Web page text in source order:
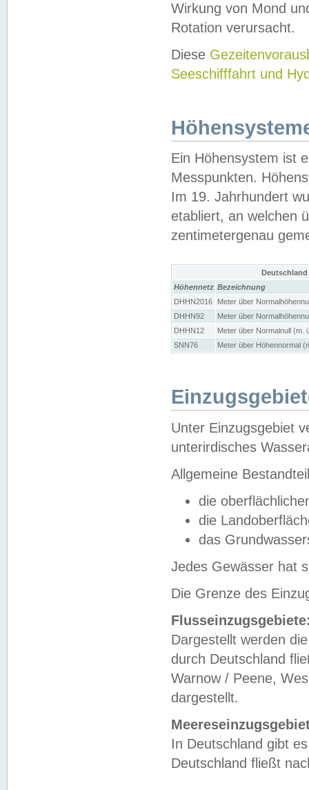
Wirkung von Mond
Rotation verursacht.
Diese
Seeschifffahrt und
Ein Höhensystem ist
Messpunkten.
Im 19. Jahrhundert
etabliert, an welchen
zentimetergenau
Höhennetz Bezeichnung
DHHN2016
Meter über
DHHN92
Meter über
DHHN12
Meter über Normalnull (m.
SNN76
Meter über Höhennormal
Unter Einzugsgebiet
unterirdisches
Allgemeine
die
die
das
Jedes Gewässer hat
Die Grenze des
Dargestellt werden
durch Deutschland
Warnow / Peene,
dargestellt.
In Deutschland gibt
Deutschland fließt